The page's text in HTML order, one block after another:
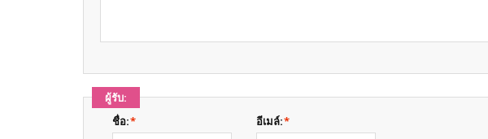
ผู้รับ:
*
ชื่อ: *
อีเมล์: